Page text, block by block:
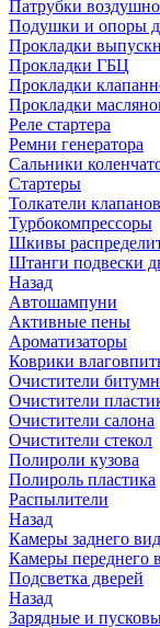
Патрубки
Подушки и опоры
Прокладки
Прокладки ГБЦ
Прокладки
Прокладки
Реле стартера
Ремни генератора
Сальники
Стартеры
Толкатели клапанов
Турбокомпрессоры
Шкивы
Штанги подвески
Назад
Автошампуни
Активные пены
Ароматизаторы
Коврики
Очистители
Очистители
Очистители салона
Очистители стекол
Полироли кузова
Полироль пластика
Распылители
Назад
Камеры заднего
Камеры переднего
Подсветка дверей
Назад
Зарядные и